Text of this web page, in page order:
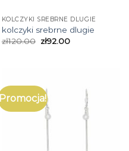
KOLCZYKI SREBRNE DLUGIE
kolczyki srebrne dlugie
zł120.00 zł92.00
Promocja!